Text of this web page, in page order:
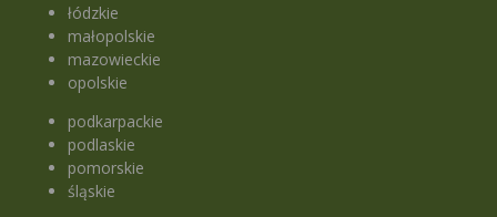
łódzkie
małopolskie
mazowieckie
opolskie
podkarpackie
podlaskie
pomorskie
śląskie